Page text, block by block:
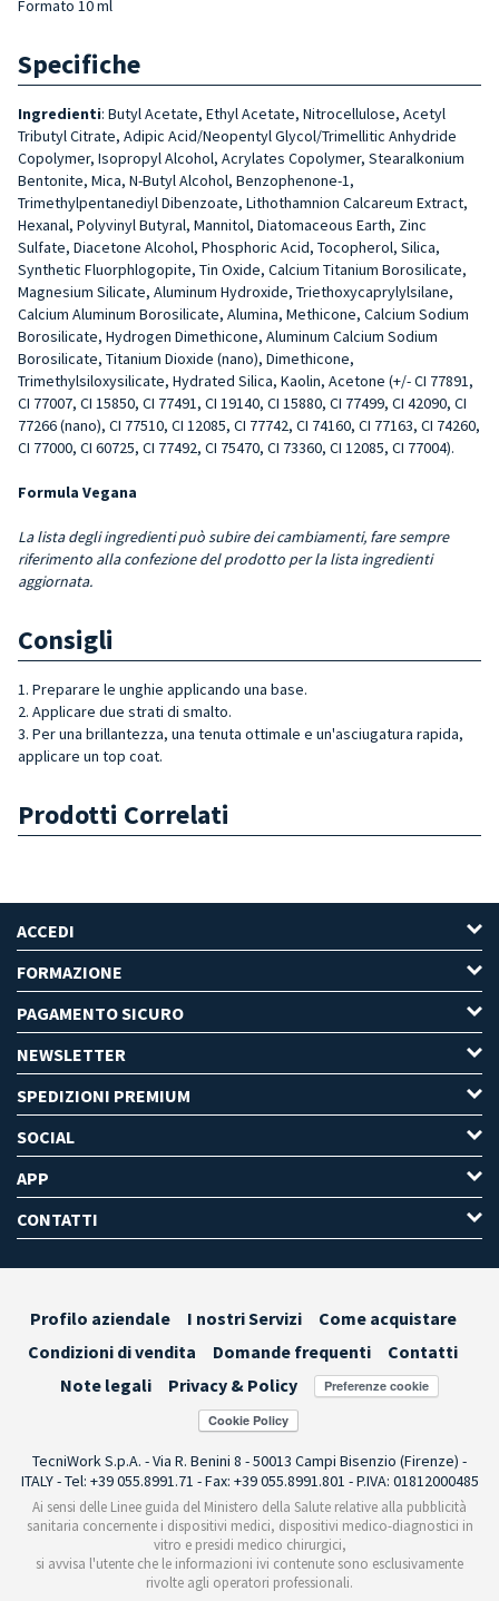
Formato 10 ml
Specifiche
Ingredienti: Butyl Acetate, Ethyl Acetate, Nitrocellulose, Acetyl
Tributyl Citrate, Adipic Acid/Neopentyl Glycol/Trimellitic Anhydride
Copolymer, Isopropyl Alcohol, Acrylates Copolymer, Stearalkonium
Bentonite, Mica, N-Butyl Alcohol, Benzophenone-1,
Trimethylpentanediyl Dibenzoate, Lithothamnion Calcareum Extract,
Hexanal, Polyvinyl Butyral, Mannitol, Diatomaceous Earth, Zinc
Sulfate, Diacetone Alcohol, Phosphoric Acid, Tocopherol, Silica,
Synthetic Fluorphlogopite, Tin Oxide, Calcium Titanium Borosilicate,
Magnesium Silicate, Aluminum Hydroxide, Triethoxycaprylylsilane,
Calcium Aluminum Borosilicate, Alumina, Methicone, Calcium Sodium
Borosilicate, Hydrogen Dimethicone, Aluminum Calcium Sodium
Borosilicate, Titanium Dioxide (nano), Dimethicone,
Trimethylsiloxysilicate, Hydrated Silica, Kaolin, Acetone (+/- CI 77891,
CI 77007, CI 15850, CI 77491, CI 19140, CI 15880, CI 77499, CI 42090, CI
77266 (nano), CI 77510, CI 12085, CI 77742, CI 74160, CI 77163, CI 74260,
CI 77000, CI 60725, CI 77492, CI 75470, CI 73360, CI 12085, CI 77004).
Formula Vegana
La lista degli ingredienti può subire dei cambiamenti, fare sempre
riferimento alla confezione del prodotto per la lista ingredienti
aggiornata.
Consigli
1. Preparare le unghie applicando una base.
2. Applicare due strati di smalto.
3. Per una brillantezza, una tenuta ottimale e un'asciugatura rapida,
applicare un top coat.
Prodotti Correlati
ACCEDI
FORMAZIONE
PAGAMENTO SICURO
NEWSLETTER
SPEDIZIONI PREMIUM
SOCIAL
APP
CONTATTI
Profilo aziendale I nostri Servizi
Come acquistare
Condizioni di vendita
Domande frequenti
Contatti
Note legali
Privacy & Policy Preferenze cookie
TecniWork S.p.A. - Via R. Benini 8 - 50013 Campi Bisenzio (Firenze) -
ITALY - Tel: +39 055.8991.71 - Fax: +39 055.8991.801 - P.IVA: 01812000485
Ai sensi delle Linee guida del Ministero della Salute relative alla pubblicità
sanitaria concernente i dispositivi medici, dispositivi medico-diagnostici in
vitro e presidi medico chirurgici,
si avvisa l'utente che le informazioni ivi contenute sono esclusivamente
rivolte agli operatori professionali.